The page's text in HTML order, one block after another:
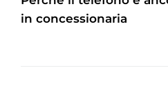
in concessionaria